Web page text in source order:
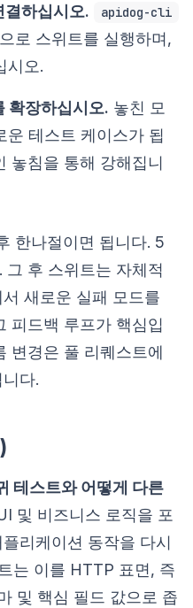
결하십시오. apidog-cli
으로 스위트를 실행하며,
시오.
확장하십시오. 놓친 모
운 테스트 케이스가 됩
놓침을 통해 강해집니
한나절이면 됩니다. 5
그 후 스위트는 자체적
새로운 실패 모드를
피드백 루프가 핵심입
변경은 풀 리퀘스트에
다.
테스트와 어떻게 다른
및 비즈니스 로직을 포
리케이션 동작을 다시
는 이를 HTTP 표면, 즉
및 핵심 필드 값으로 좁